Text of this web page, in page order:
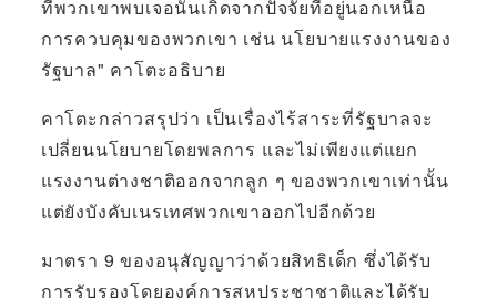
ที่พวกเขาพบเจอนั้นเกิดจากปัจจัยที่อยู่นอกเหนือ
การควบคุมของพวกเขา เช่น นโยบายแรงงานของ
รัฐบาล" คาโตะอธิบาย
คาโตะกล่าวสรุปว่า เป็นเรื่องไร้สาระที่รัฐบาลจะ
เปลี่ยนนโยบายโดยพลการ และไม่เพียงแต่แยก
แรงงานต่างชาติออกจากลูก ๆ ของพวกเขาเท่านั้น
แต่ยังบังคับเนรเทศพวกเขาออกไปอีกด้วย
มาตรา 9 ของอนุสัญญาว่าด้วยสิทธิเด็ก ซึ่งได้รับ
การรับรองโดยองค์การสหประชาชาติและได้รับ